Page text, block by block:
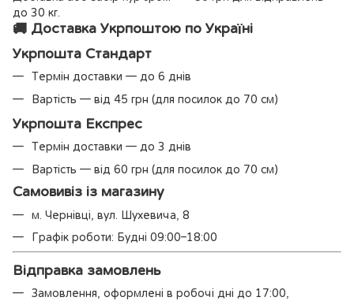
до 30 кг.
🚚 Доставка Укрпоштою по Україні
Укрпошта Стандарт
Термін доставки — до 6 днів
Вартість — від 45 грн (для посилок до 70 см)
Укрпошта Експрес
Термін доставки — до 3 днів
Вартість — від 60 грн (для посилок до 70 см)
Самовивіз із магазину
м. Чернівці, вул. Шухевича, 8
Графік роботи: Будні 09:00–18:00
Відправка замовлень
Замовлення, оформлені в робочі дні до 17:00,